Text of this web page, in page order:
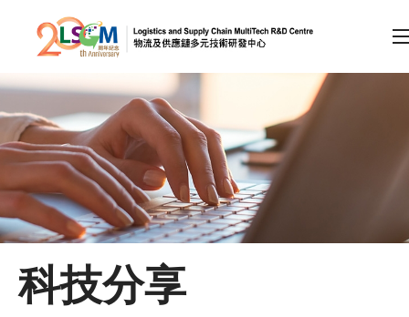
跳到內容（按回車鍵）
會員登入
A EN 繁 简
主頁
關於LSCM
科技分享